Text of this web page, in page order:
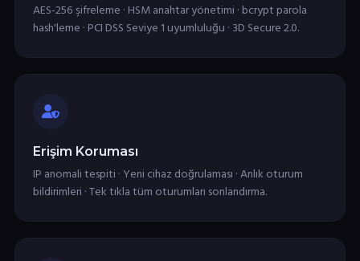
AES-256 şifreleme · HSM anahtar yönetimi · bcrypt parola
hash'leme · PCI DSS Seviye 1 uyumluluğu · 3D Secure 2.0.
Erişim Koruması
IP anomali tespiti · Yeni cihaz doğrulaması · Anlık oturum
bildirimleri · Tek tıkla tüm oturumları sonlandırma.